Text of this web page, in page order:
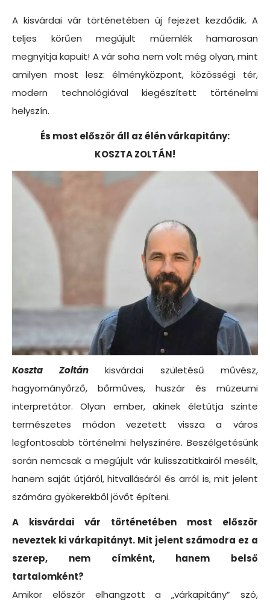
A kisvárdai vár történetében új fejezet kezdődik. A
teljes körűen megújult műemlék hamarosan
megnyitja kapuit! A vár soha nem volt még olyan, mint
amilyen most lesz: élményközpont, közösségi tér,
modern technológiával kiegészített történelmi
helyszín.
És most először áll az élén várkapitány:
KOSZTA ZOLTÁN!
Koszta Zoltánkisvárdai születésű művész,
hagyományőrző, bőrműves, huszár és múzeumi
interpretátor. Olyan ember, akinek életútja szinte
természetes módon vezetett vissza a város
legfontosabb történelmi helyszínére. Beszélgetésünk
során nemcsak a megújult vár kulisszatitkairól mesélt,
hanem saját útjáról, hitvallásáról és arról is, mit jelent
számára gyökerekből jövőt építeni.
A kisvárdai vár történetében most először
neveztek ki várkapitányt. Mit jelent számodra ez a
szerep, nem címként, hanem belső
tartalomként?
Amikor először elhangzott a „várkapitány” szó,